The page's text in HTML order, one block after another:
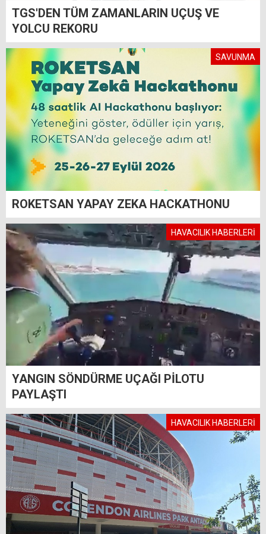
TGS'DEN TÜM ZAMANLARIN UÇUŞ VE
YOLCU REKORU
SAVUNMA
ROKETSAN YAPAY ZEKA HACKATHONU
HAVACILIK HABERLERİ
YANGIN SÖNDÜRME UÇAĞI PİLOTU
PAYLAŞTI
HAVACILIK HABERLERİ